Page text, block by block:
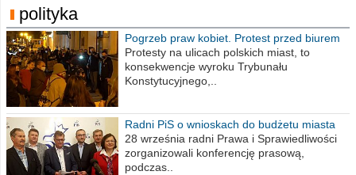
polityka
Pogrzeb praw kobiet. Protest przed biurem
poselskim PiS
Protesty na ulicach polskich miast, to
konsekwencje wyroku Trybunału
Konstytucyjnego,..
Radni PiS o wnioskach do budżetu miasta
na 2021 rok
28 września radni Prawa i Sprawiedliwości
zorganizowali konferencję prasową,
podczas..